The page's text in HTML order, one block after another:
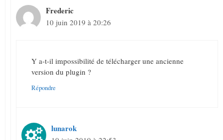
Frederic
10 juin 2019 à 20:26
Y a-t-il impossibilité de télécharger une ancienne
version du plugin ?
Répondre
lunarok